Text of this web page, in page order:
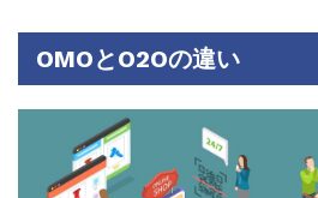
OMOとO2Oの違い